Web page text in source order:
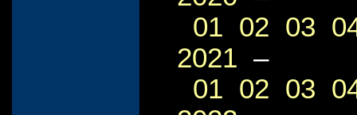
01 02 03
2021 –
01 02 03